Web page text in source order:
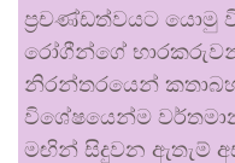
ප්‍රචණ්ඩත්වයට යොමු
රෝගීන්ගේ
නිරන්තරයෙන්
විශේෂයෙන්ම
මඟින් සිදුවන ඇතැම්